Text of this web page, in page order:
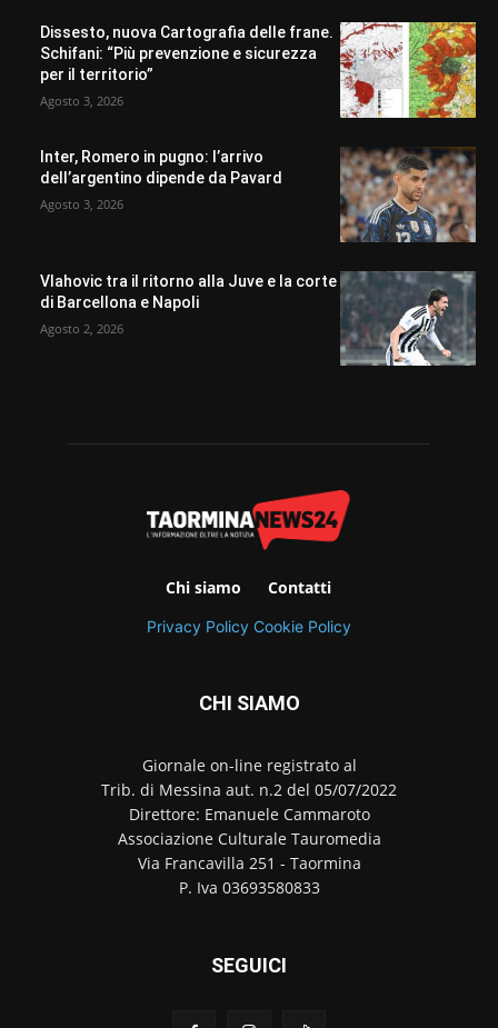
Dissesto, nuova Cartografia delle frane.
Schifani: “Più prevenzione e sicurezza
per il territorio”
Agosto 3, 2026
Inter, Romero in pugno: l’arrivo
dell’argentino dipende da Pavard
Agosto 3, 2026
Vlahovic tra il ritorno alla Juve e la corte
di Barcellona e Napoli
Agosto 2, 2026
Chi siamo Contatti
Privacy Policy Cookie Policy
CHI SIAMO
Giornale on-line registrato al
Trib. di Messina aut. n.2 del 05/07/2022
Direttore: Emanuele Cammaroto
Associazione Culturale Tauromedia
Via Francavilla 251 - Taormina
P. Iva 03693580833
SEGUICI